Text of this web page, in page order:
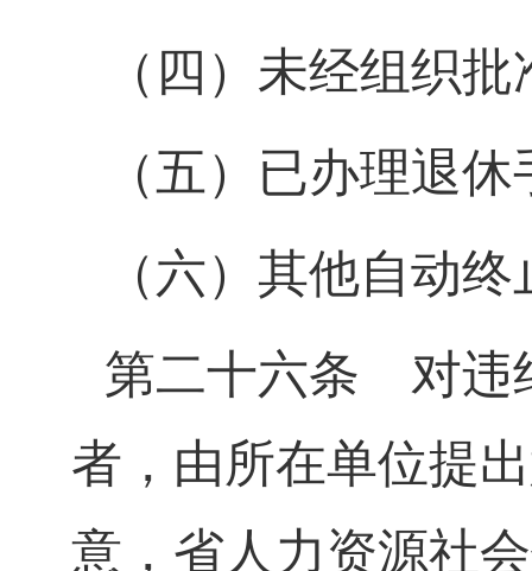
（四）未经组织
（五）已办理退
（六）其他自动
第二十六条 对违
者，由所在单位提
意，省人力资源社